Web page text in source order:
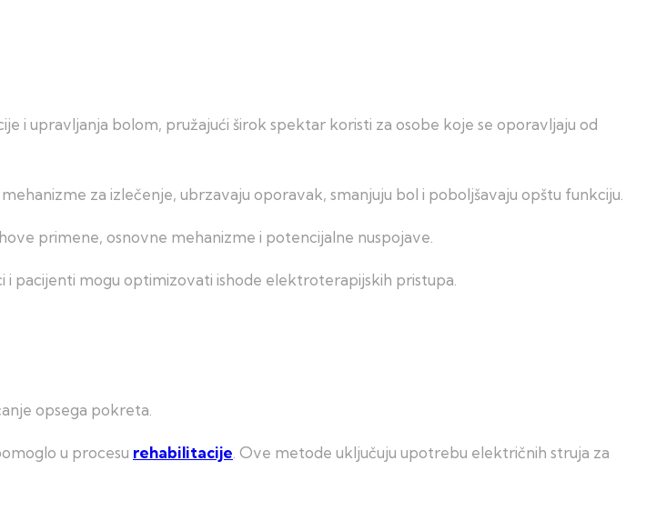
i upravljanja bolom, pružajući širok spektar koristi za osobe koje se oporavljaju od
za izlečenje, ubrzavaju oporavak, smanjuju bol i poboljšavaju opštu funkciju.
primene, osnovne mehanizme i potencijalne nuspojave.
i pacijenti mogu optimizovati ishode elektroterapijskih pristupa.
opsega pokreta.
u procesu rehabilitacije . Ove metode uključuju upotrebu električnih struja za